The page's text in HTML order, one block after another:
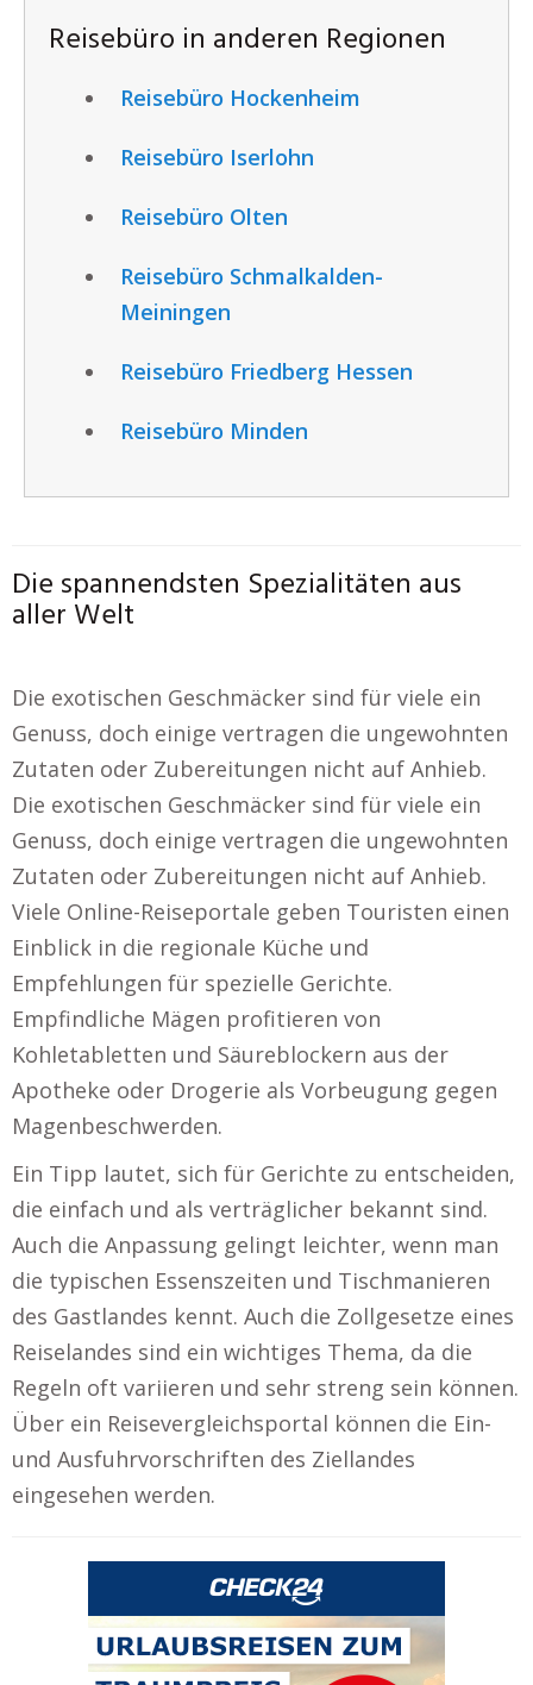
Reisebüro in anderen Regionen
Reisebüro Hockenheim
Reisebüro Iserlohn
Reisebüro Olten
Reisebüro Schmalkalden-
Meiningen
Reisebüro Friedberg Hessen
Reisebüro Minden
Die spannendsten Spezialitäten aus
aller Welt
Die exotischen Geschmäcker sind für viele ein
Genuss, doch einige vertragen die ungewohnten
Zutaten oder Zubereitungen nicht auf Anhieb.
Die exotischen Geschmäcker sind für viele ein
Genuss, doch einige vertragen die ungewohnten
Zutaten oder Zubereitungen nicht auf Anhieb.
Viele Online-Reiseportale geben Touristen einen
Einblick in die regionale Küche und
Empfehlungen für spezielle Gerichte.
Empfindliche Mägen profitieren von
Kohletabletten und Säureblockern aus der
Apotheke oder Drogerie als Vorbeugung gegen
Magenbeschwerden.
Ein Tipp lautet, sich für Gerichte zu entscheiden,
die einfach und als verträglicher bekannt sind.
Auch die Anpassung gelingt leichter, wenn man
die typischen Essenszeiten und Tischmanieren
des Gastlandes kennt. Auch die Zollgesetze eines
Reiselandes sind ein wichtiges Thema, da die
Regeln oft variieren und sehr streng sein können.
Über ein Reisevergleichsportal können die Ein-
und Ausfuhrvorschriften des Ziellandes
eingesehen werden.